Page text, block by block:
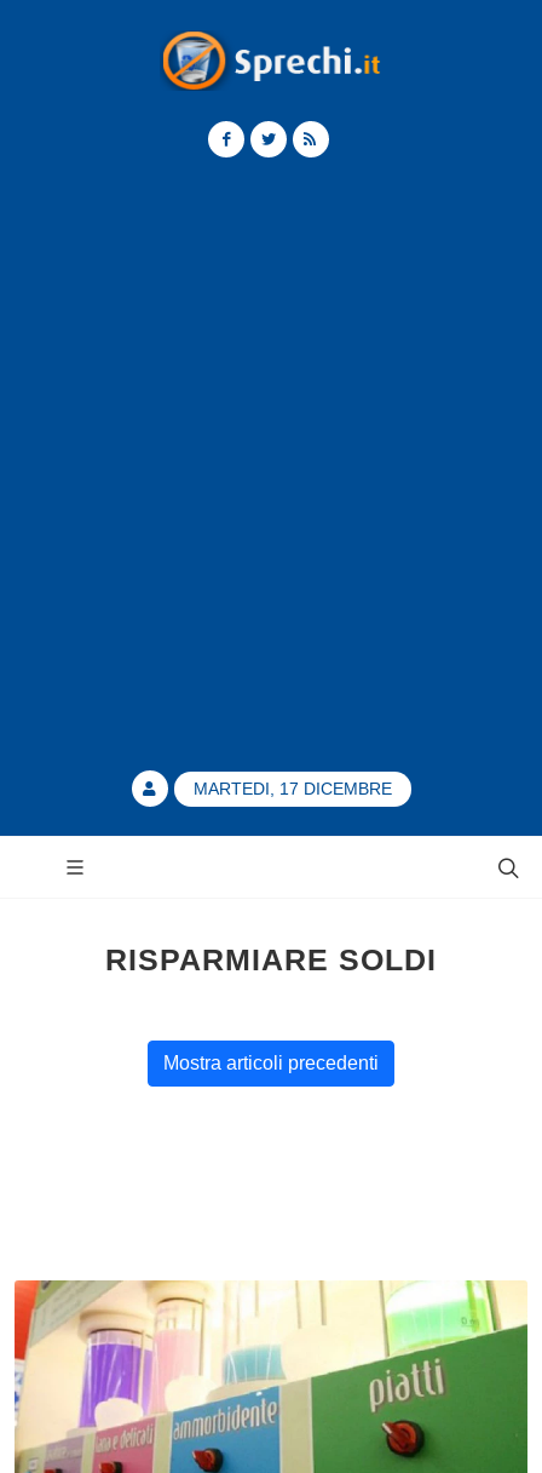
MARTEDI, 17 DICEMBRE
RISPARMIARE SOLDI
Mostra articoli precedenti